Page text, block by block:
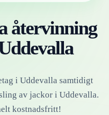
återvinning
i Uddevalla samtidigt
av jackor i Uddevalla.
kostnadsfritt!